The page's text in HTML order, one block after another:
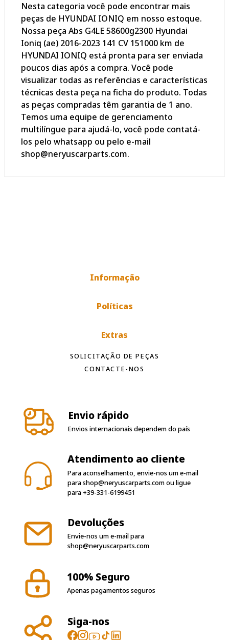
Nesta categoria você pode encontrar mais
peças de HYUNDAI IONIQ em nosso estoque.
Nossa peça Abs G4LE 58600g2300 Hyundai
Ioniq (ae) 2016-2023 141 CV 151000 km de
HYUNDAI IONIQ está pronta para ser enviada
poucos dias após a compra. Você pode
visualizar todas as referências e características
técnicas desta peça na ficha do produto. Todas
as peças compradas têm garantia de 1 ano.
Temos uma equipe de gerenciamento
multilíngue para ajudá-lo, você pode contatá-
los pelo whatsapp ou pelo e-mail
shop@neryuscarparts.com.
Informação
Políticas
Extras
SOLICITAÇÃO DE PEÇAS
CONTACTE-NOS
Envio rápido
Envios internacionais dependem do país
Atendimento ao cliente
Para aconselhamento, envie-nos um e-mail
parashop@neryuscarparts.comou ligue
para +39-331-6199451
Devoluções
Envie-nos um e-mail para
shop@neryuscarparts.com
100% Seguro
Apenas pagamentos seguros
Siga-nos